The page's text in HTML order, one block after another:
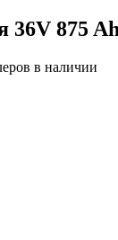
36V 875